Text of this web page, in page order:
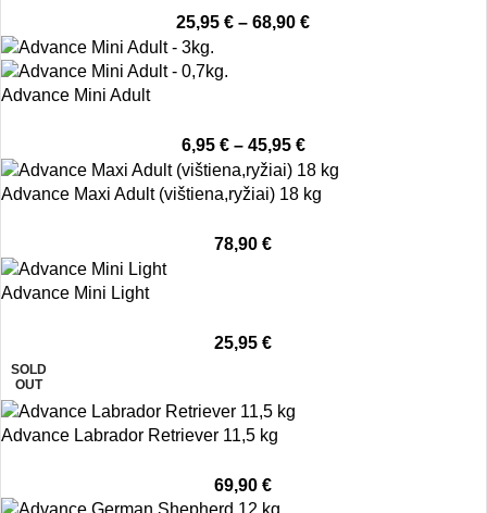
25,95 € – 68,90 €
Advance Mini Adult
6,95 € – 45,95 €
Advance Maxi Adult (vištiena,ryžiai) 18 kg
78,90 €
Advance Mini Light
25,95 €
SOLD
OUT
Advance Labrador Retriever 11,5 kg
69,90 €